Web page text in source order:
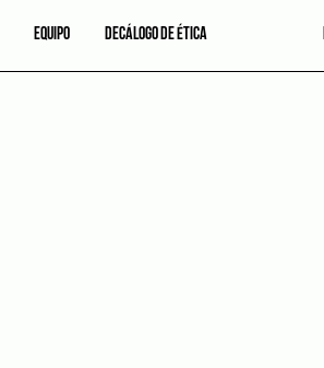
EQUIPO DECÁLOGO DE ÉTICA